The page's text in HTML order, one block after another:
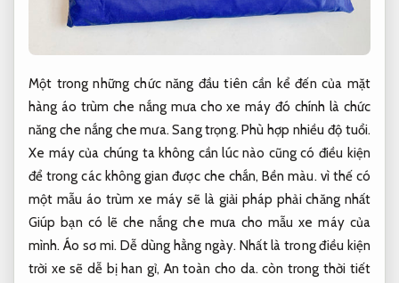
Một trong những chức năng đầu tiên cần kể đến của mặt
hàng áo trùm che nắng mưa cho xe máy đó chính là chức
năng che nắng che mưa.Sang trọng. Phù hợp nhiều độ tuổi.
Xe máy của chúng ta không cần lúc nào cũng có điều kiện
để trong các không gian được che chắn,Bền màu. vì thế có
một mẫu áo trùm xe máy sẽ là giải pháp phải chăng nhất
Giúp bạn có lẽ che nắng che mưa cho mẫu xe máy của
mình.Áo sơ mi. Dễ dùng hằng ngày. Nhất là trong điều kiện
trời xe sẽ dễ bị han gỉ, An toàn cho da. còn trong thời tiết